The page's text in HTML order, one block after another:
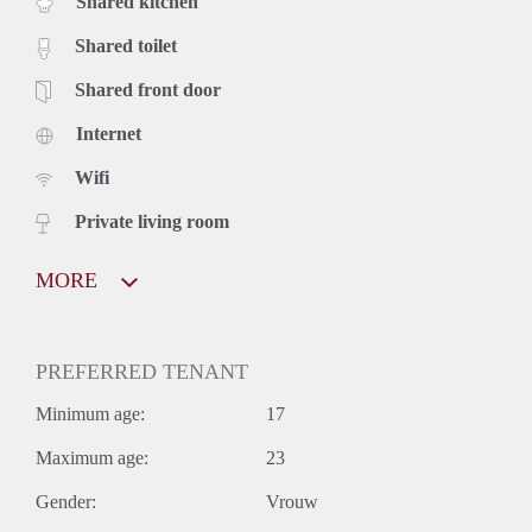
Shared toilet
Shared front door
Internet
Wifi
Private living room
MORE
PREFERRED TENANT
Minimum age: 17
Maximum age: 23
Gender: Vrouw